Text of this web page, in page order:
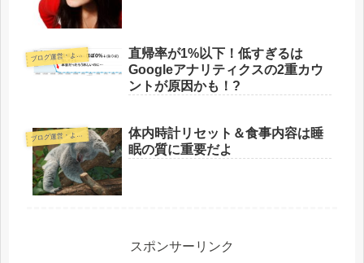
ブ
ログ運営・よもやま
直帰率が1%以下！低すぎるは
Googleアナリティクスの2重カウ
ントが原因かも！?
ブ
ログ運営・よもやま
体内時計リセット＆食事内容は睡
眠の質に重要だよ
スポンサーリンク